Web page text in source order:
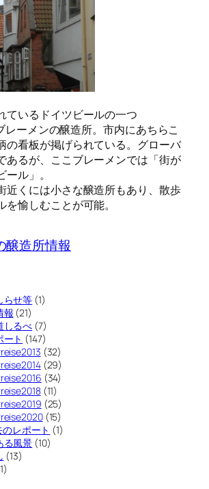
ているドイツビールの一つ
レーメンの醸造所。市内にあちらこ
の看板が掲げられている。グローバ
あるが、ここブレーメンでは「街が
ル」。
近くには小さな醸造所もあり、散歩
を愉しむことが可能。
醸造所情報
らせ等 (1)
報 (21)
しるべ (7)
ート (147)
(32)
(29)
(34)
(11)
(25)
(15)
レポート (1)
る風景 (10)
(13)